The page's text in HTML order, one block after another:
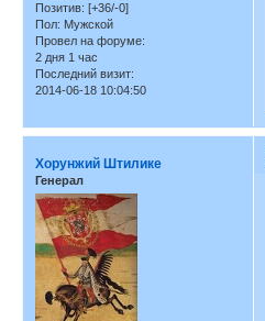
Позитив: [+36/-0]
Пол: Мужской
Провел на форуме:
2 дня 1 час
Последний визит:
2014-06-18 10:04:50
Хорунжий Штилике
Генерал